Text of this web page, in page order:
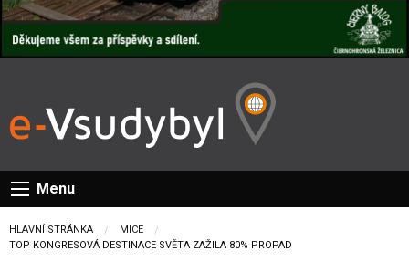
Menu
HLAVNÍ STRÁNKA
MICE
CURRENT:
TOP KONGRESOVÁ DESTINACE SVĚTA ZAŽILA 80% PROPAD